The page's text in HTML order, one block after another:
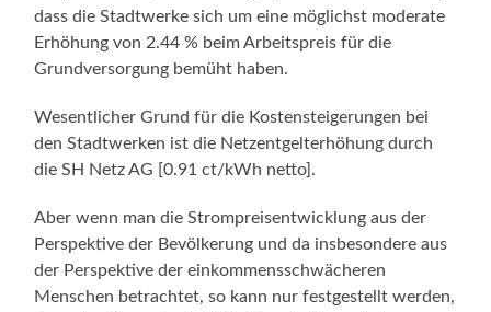
dass die Stadtwerke sich um eine möglichst moderate
Erhöhung von 2.44 % beim Arbeitspreis für die
Grundversorgung bemüht haben.
Wesentlicher Grund für die Kostensteigerungen bei
den Stadtwerken ist die Netzentgelterhöhung durch
die SH Netz AG [0.91 ct/kWh netto].
Aber wenn man die Strompreisentwicklung aus der
Perspektive der Bevölkerung und da insbesondere aus
der Perspektive der einkommensschwächeren
Menschen betrachtet, so kann nur festgestellt werden,